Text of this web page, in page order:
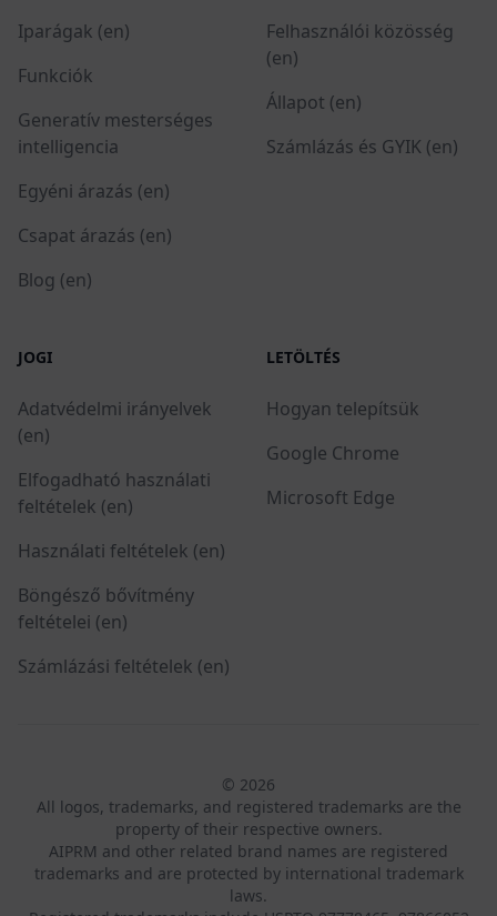
Iparágak (en)
Funkciók
Generatív mesterséges
intelligencia
Egyéni árazás (en)
Csapat árazás (en)
Blog (en)
Felhasználói közösség
(en)
Állapot (en)
Számlázás és GYIK (en)
JOGI
Adatvédelmi irányelvek
(en)
Elfogadható használati
feltételek (en)
Használati feltételek (en)
Böngésző bővítmény
feltételei (en)
Számlázási feltételek (en)
LETÖLTÉS
Hogyan telepítsük
Google Chrome
Microsoft Edge
© 2026
All logos, trademarks, and registered trademarks are the
property of their respective owners.
AIPRM and other related brand names are registered
trademarks and are protected by international trademark
laws.